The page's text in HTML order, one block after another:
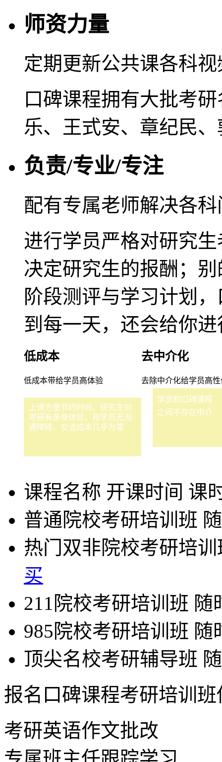
师资力量
定期更新公共课各科视
口碑课程拥有大批考
乐、王式安、章纪民
负责/专业/专注
配有专属老师解决各
进行学员严格对研究
决定研究生的报酬；
阶段测评与学习计划
到每一天，还会给你
低成本
低成本带给学员高体验
上课方便节约时间，研究生对
考研有亲身体验，和学员无沟
通障碍，交流成本几乎为零
去中介化
去除中介化给学员高
学员和口碑课程
之间不存在中介
课程名称 开课时间 课
普通院校考研培训班
热门双非院校考研培训
买
211院校考研培训班 随
985院校考研培训班 随
顶尖名校考研辅导班
报名口碑课程考研培训
考研英语作文批改